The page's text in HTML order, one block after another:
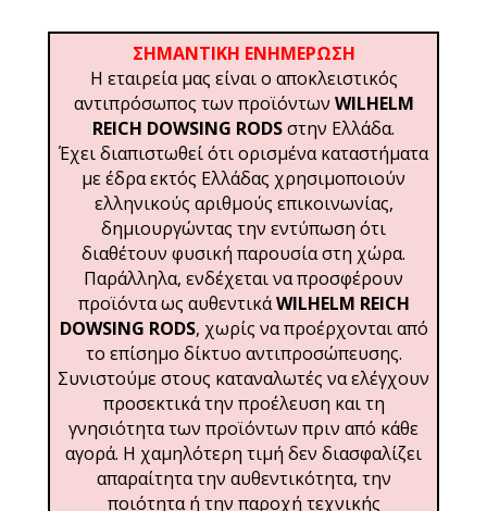
ΣΗΜΑΝΤΙΚΗ ΕΝΗΜΕΡΩΣΗ
Η εταιρεία μας είναι ο αποκλειστικός
αντιπρόσωπος των προϊόντων WILHELM
REICH DOWSING RODSστην Ελλάδα.
Έχει διαπιστωθεί ότι ορισμένα καταστήματα
με έδρα εκτός Ελλάδας χρησιμοποιούν
ελληνικούς αριθμούς επικοινωνίας,
δημιουργώντας την εντύπωση ότι
διαθέτουν φυσική παρουσία στη χώρα.
Παράλληλα, ενδέχεται να προσφέρουν
προϊόντα ως αυθεντικάWILHELM REICH
DOWSING RODS, χωρίς να προέρχονται από
το επίσημο δίκτυο αντιπροσώπευσης.
Συνιστούμε στους καταναλωτές να ελέγχουν
προσεκτικά την προέλευση και τη
γνησιότητα των προϊόντων πριν από κάθε
αγορά. Η χαμηλότερη τιμή δεν διασφαλίζει
απαραίτητα την αυθεντικότητα, την
ποιότητα ή την παροχή τεχνικής